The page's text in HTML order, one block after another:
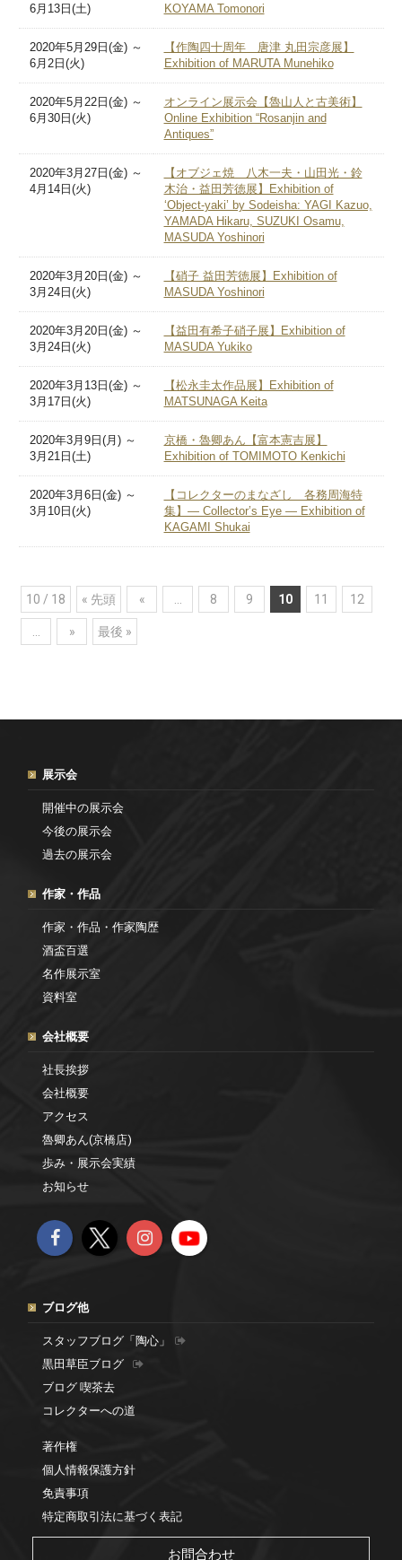
6月13日(土)
KOYAMA Tomonori
2020年5月29日(金) ～
6月2日(火)
【作陶四十周年 唐津 丸田宗彦展】
Exhibition of MARUTA Munehiko
2020年5月22日(金) ～
6月30日(火)
オンライン展示会【魯山人と古美術】
Online Exhibition “Rosanjin and
Antiques”
2020年3月27日(金) ～
4月14日(火)
【オブジェ焼 八木一夫・山田光・鈴
木治・益田芳徳展】Exhibition of
‘Object-yaki’ by Sodeisha: YAGI Kazuo,
YAMADA Hikaru, SUZUKI Osamu,
MASUDA Yoshinori
2020年3月20日(金) ～
3月24日(火)
【硝子 益田芳徳展】Exhibition of
MASUDA Yoshinori
2020年3月20日(金) ～
3月24日(火)
【益田有希子硝子展】Exhibition of
MASUDA Yukiko
2020年3月13日(金) ～
3月17日(火)
【松永圭太作品展】Exhibition of
MATSUNAGA Keita
2020年3月9日(月) ～
3月21日(土)
京橋・魯卿あん【富本憲吉展】
Exhibition of TOMIMOTO Kenkichi
2020年3月6日(金) ～
3月10日(火)
【コレクターのまなざし 各務周海特
集】— Collector’s Eye — Exhibition of
KAGAMI Shukai
10 / 18 « 先頭 « 8 9 10 11 12
» 最後 »
展示会
開催中の展示会
今後の展示会
過去の展示会
作家・作品
作家・作品・作家陶歴
酒盃百選
名作展示室
資料室
会社概要
社長挨拶
会社概要
アクセス
魯卿あん(京橋店)
歩み・展示会実績
お知らせ
ブログ他
スタッフブログ「陶心」
黒田草臣ブログ
ブログ 喫茶去
コレクターへの道
著作権
個人情報保護方針
免責事項
特定商取引法に基づく表記
お問合わせ